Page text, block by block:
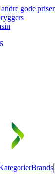
gode priser
Brands